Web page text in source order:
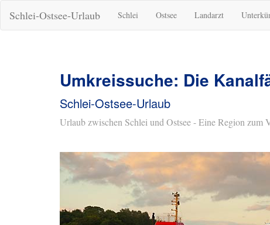
Schlei-Ostsee-Urlaub Schlei Ostsee Landarzt
Umkreissuche: Die
Schlei-Ostsee-Urlaub
Urlaub zwischen Schlei und Ostsee - Eine Region zum